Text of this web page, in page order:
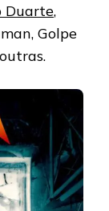
Duarte,
Golpe